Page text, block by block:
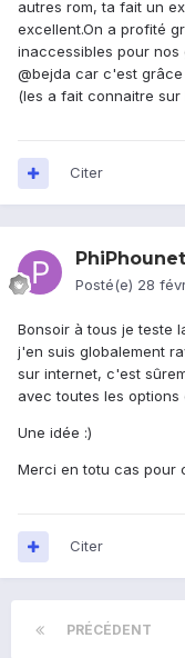
autres rom, ta fait un
excellent.On a profité
inaccessibles pour nos
@bejda car c'est
(les a fait connaitre sur
Citer
PhiPhounet
Posté(e) 28
Bonsoir à tous je teste
j'en suis globalement
sur internet, c'est
avec toutes les options
Une idée :)
Merci en totu cas pour
Citer
PRÉCÉDENT